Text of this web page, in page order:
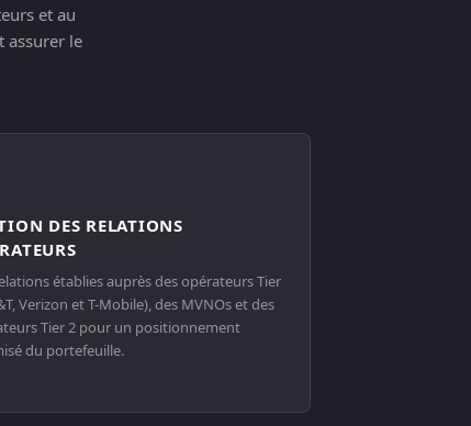
et au
assurer le
DES RELATIONS
établies auprès des opérateurs Tier
Verizon et T-Mobile), des MVNOs et des
Tier 2 pour un positionnement
du portefeuille.